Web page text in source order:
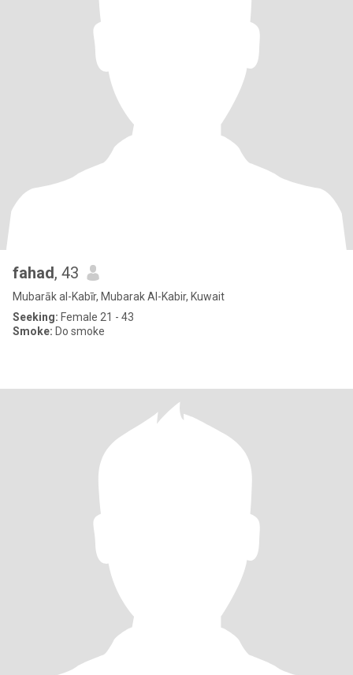
fahad, 43
Mubarāk al-Kabīr, Mubarak Al-Kabir, Kuwait
Seeking: Female 21 - 43
Smoke: Do smoke